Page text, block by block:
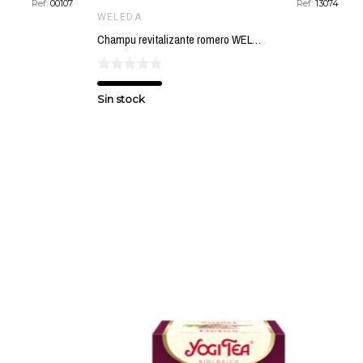
Ref: 00107
Ref: 13074
WELEDA
Champu revitalizante romero WELEDA 250 ml
Sin stock